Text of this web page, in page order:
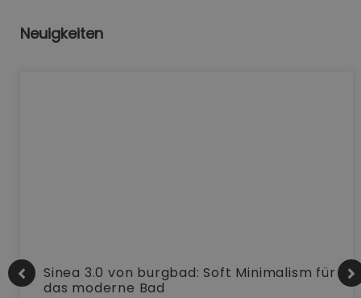
Neuigkeiten
Sinea 3.0 von burgbad: Soft Minimalism für
das moderne Bad